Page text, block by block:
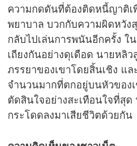
ความกดดันที่ต้องติดหนี้ญาติเ
พยาบาล บวกกับความผิดหวัง
กลับไปเล่นการพนันอีกครั้ง ใ
เถียงกันอย่างดุเดือด นายหลิ
ภรรยาของเขาโดยสิ้นเชิง แ
จำนวนมากที่ตกอยู่บนหัวของ
ตัดสินใจอย่างสะเทือนใจที่สุ
กระโดดลงมาเสียชีวิตด้วยกัน